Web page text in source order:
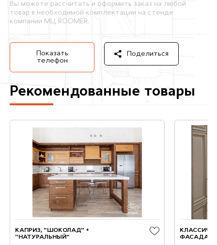
Вы можете рассчитать и оформить заказ на любой
товар в необходимой комплектации на стенде
компании МЦ ROOMER.
Показать
телефон
Поделиться
Рекомендованные товары
КАПРИЗ, "ШОКОЛАД" +
"НАТУРАЛЬНЫЙ"